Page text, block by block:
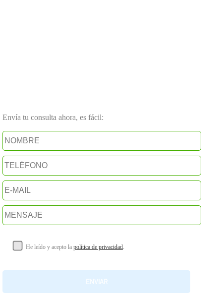
Envía tu consulta ahora, es fácil:
He leído y acepto la política de privacidad.